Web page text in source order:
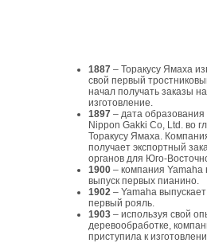
1887 – Торакусу Ямаха
свой первый
начал получать заказы
изготовление.
1897 – дата образования
Nippon Gakki Co, Ltd. во
Торакусу Ямаха.
получает экспортный
органов для Юго-
1900 – компания Yamaha
выпуск первых пианино.
1902 – Yamaha
первый рояль.
1903 – используя свой
деревообработке,
приступила к